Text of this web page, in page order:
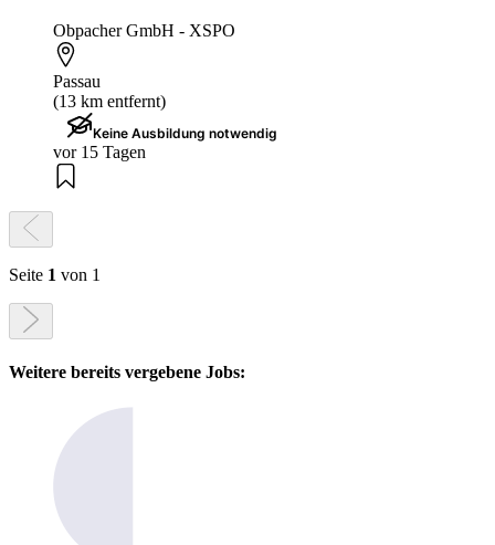
Obpacher GmbH - XSPO
Passau
(13 km entfernt)
Keine Ausbildung notwendig
vor 15 Tagen
Seite 1 von 1
Weitere bereits vergebene Jobs: